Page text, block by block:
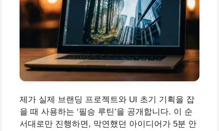
제가 실제 브랜딩 프로젝트와 UI 초기 기획을 잡
을 때 사용하는 ‘필승 루틴’을 공개합니다. 이 순
서대로만 진행하면, 막연했던 아이디어가 5분 안